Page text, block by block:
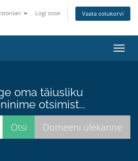
Logi sisse Vaata ostukorvi
oma täiusliku
otsimist...